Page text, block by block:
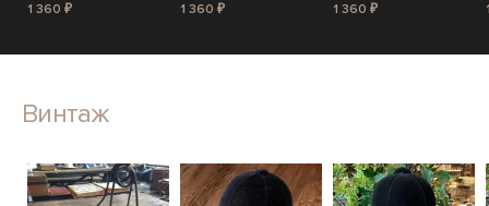
1 360 ₽
1 360 ₽
1 360 ₽
Винтаж